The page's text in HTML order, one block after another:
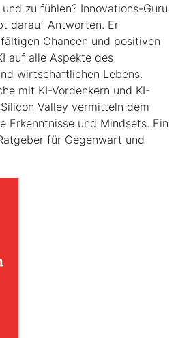
zu fühlen? Innovations-Guru
darauf Antworten. Er
Chancen und positiven
auf alle Aspekte des
wirtschaftlichen Lebens.
mit KI-Vordenkern und KI-
Valley vermitteln dem
Erkenntnisse und Mindsets. Ein
für Gegenwart und